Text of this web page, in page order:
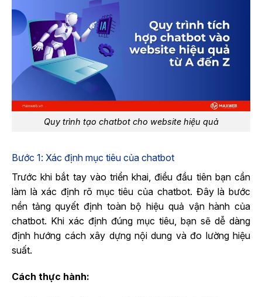
Quy trình tạo chatbot cho website hiệu quả
Bước 1: Xác định mục tiêu của chatbot
Trước khi bắt tay vào triển khai, điều đầu tiên bạn cần
làm là xác định rõ mục tiêu của chatbot. Đây là bước
nền tảng quyết định toàn bộ hiệu quả vận hành của
chatbot. Khi xác định đúng mục tiêu, bạn sẽ dễ dàng
định hướng cách xây dựng nội dung và đo lường hiệu
suất.
Cách thực hành: